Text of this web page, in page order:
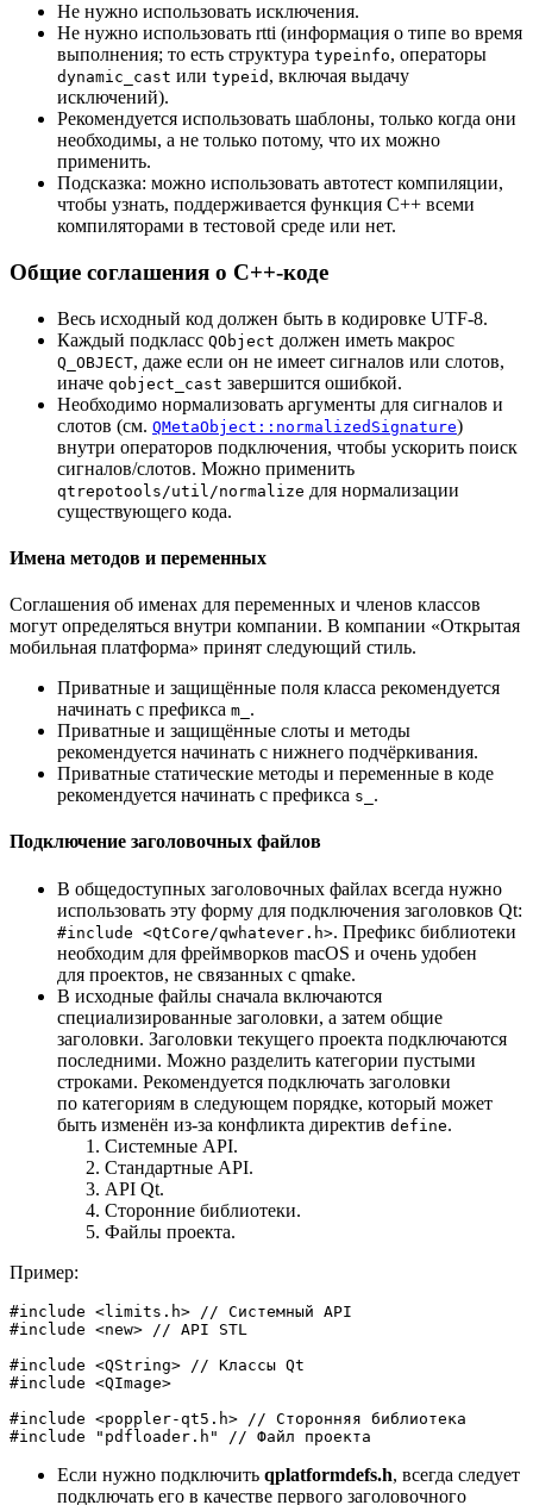
Не нужно использовать исключения.
Не нужно использовать rtti (информация о типе во время
выполнения; то есть структура typeinfo, операторы
dynamic_cast или typeid , включая выдачу
исключений).
Рекомендуется использовать шаблоны, только когда они
необходимы, а не только потому, что их можно
применить.
Подсказка: можно использовать автотест компиляции,
чтобы узнать, поддерживается функция C++ всеми
компиляторами в тестовой среде или нет.
Общие соглашения о C++-коде
Весь исходный код должен быть в кодировке UTF-8.
Каждый подкласс QObject должен иметь макрос
Q_OBJECT, даже если он не имеет сигналов или слотов,
иначе qobject_cast завершится ошибкой.
Необходимо нормализовать аргументы для сигналов и
слотов (см. QMetaObject::normalizedSignature)
внутри операторов подключения, чтобы ускорить поиск
сигналов/слотов. Можно применить
qtrepotools/util/normalize для нормализации
существующего кода.
Имена методов и переменных
Соглашения об именах для переменных и членов классов
могут определяться внутри компании. В компании «Открытая
мобильная платформа» принят следующий стиль.
Приватные и защищённые поля класса рекомендуется
начинать с префикса m_ .
Приватные и защищённые слоты и методы
рекомендуется начинать с нижнего подчёркивания.
Приватные статические методы и переменные в коде
рекомендуется начинать с префикса s_ .
Подключение заголовочных файлов
В общедоступных заголовочных файлах всегда нужно
использовать эту форму для подключения заголовков Qt:
#include <QtCore/qwhatever.h>. Префикс библиотеки
необходим для фреймворков macOS и очень удобен
для проектов, не связанных с qmake.
В исходные файлы сначала включаются
специализированные заголовки, а затем общие
заголовки. Заголовки текущего проекта подключаются
последними. Можно разделить категории пустыми
строками. Рекомендуется подключать заголовки
по категориям в следующем порядке, который может
быть изменён из-за конфликта директив define.
Системные API.
Стандартные API.
API Qt.
Сторонние библиотеки.
Файлы проекта.
Пример:
#include <limits.h>
// Системный API
#include <new>
// API STL
#include <QString>
// Классы Qt
#include <QImage>
#include <poppler-qt5.h>
// Сторонняя библиотека
#include "pdfloader.h" // Файл проекта
Если нужно подключить qplatformdefs.h, всегда следует
подключать его в качестве первого заголовочного